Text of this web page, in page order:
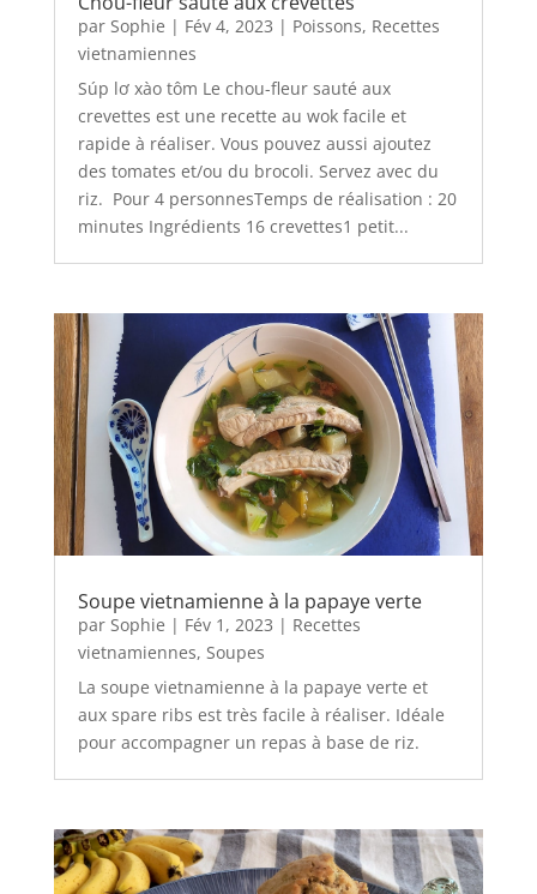
par Sophie | Fév 4, 2023 | Poissons, Recettes
vietnamiennes
Súp lơ xào tôm Le chou-fleur sauté aux
crevettes est une recette au wok facile et
rapide à réaliser. Vous pouvez aussi ajoutez
des tomates et/ou du brocoli. Servez avec du
riz. Pour 4 personnesTemps de réalisation : 20
minutes Ingrédients 16 crevettes1 petit...
Soupe vietnamienne à la papaye verte
par Sophie | Fév 1, 2023 | Recettes
vietnamiennes, Soupes
La soupe vietnamienne à la papaye verte et
aux spare ribs est très facile à réaliser. Idéale
pour accompagner un repas à base de riz.